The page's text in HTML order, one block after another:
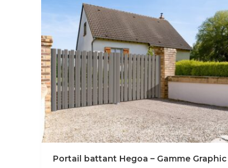
Portail battant Hegoa – Gamme Graphic